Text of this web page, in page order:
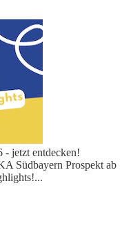
- jetzt entdecken!
Südbayern Prospekt ab
...